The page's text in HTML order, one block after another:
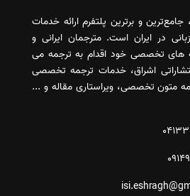
و برترین پلتفرم ارائه خدمات
در ایران است. مترجمان ایرانی و
های تخصصی خود اقدام به ترجمه می
اشراق، خدمات ترجمه تخصصی
متون تخصصی، ویراستاری مقاله و ...